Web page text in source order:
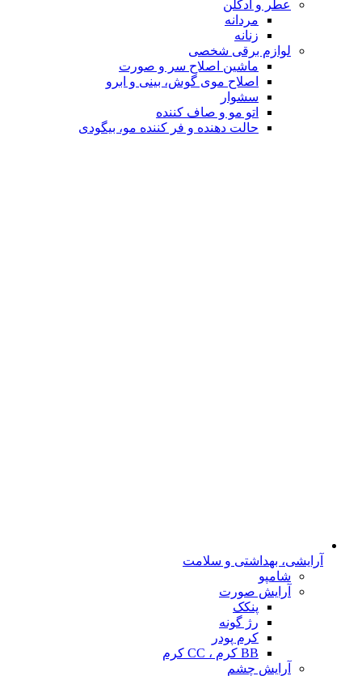
عطر و ادکلن
مردانه
زنانه
لوازم برقی شخصی
ماشین اصلاح سر و صورت
اصلاح موی گوش، بینی و ابرو
سشوار
اتو مو و صاف کننده
حالت دهنده و فر کننده مو، بیگودی
آرایشی، بهداشتی و سلامت
شامپو
آرایش صورت
پنکک
رژ گونه
کرم پودر
BB کرم ، CC کرم
آرایش چشم